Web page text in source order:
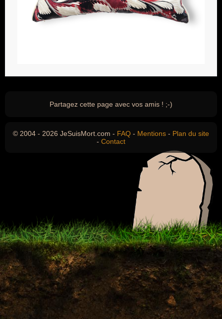
Partagez cette page avec vos amis ! ;-)
© 2004 - 2026 JeSuisMort.com - FAQ - Mentions - Plan du site
- Contact